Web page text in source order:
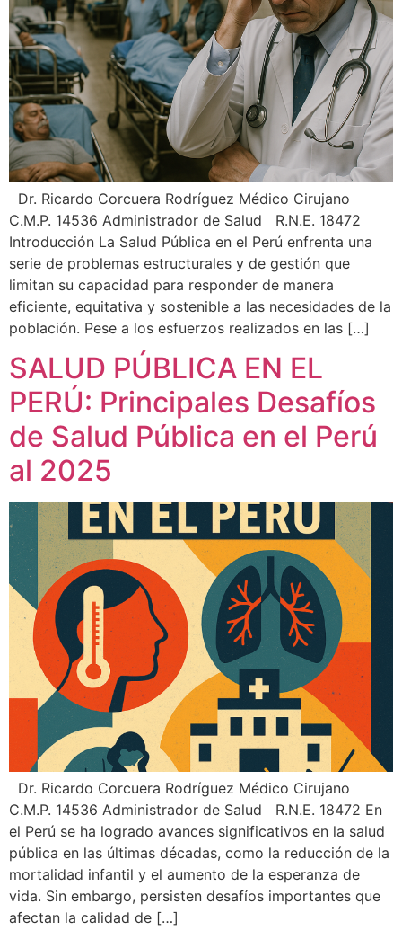
Dr. Ricardo Corcuera Rodríguez Médico Cirujano
C.M.P. 14536 Administrador de Salud R.N.E. 18472
Introducción La Salud Pública en el Perú enfrenta una
serie de problemas estructurales y de gestión que
limitan su capacidad para responder de manera
eficiente, equitativa y sostenible a las necesidades de la
población. Pese a los esfuerzos realizados en las […]
SALUD PÚBLICA EN EL
PERÚ: Principales Desafíos
de Salud Pública en el Perú
al 2025
Dr. Ricardo Corcuera Rodríguez Médico Cirujano
C.M.P. 14536 Administrador de Salud R.N.E. 18472 En
el Perú se ha logrado avances significativos en la salud
pública en las últimas décadas, como la reducción de la
mortalidad infantil y el aumento de la esperanza de
vida. Sin embargo, persisten desafíos importantes que
afectan la calidad de […]